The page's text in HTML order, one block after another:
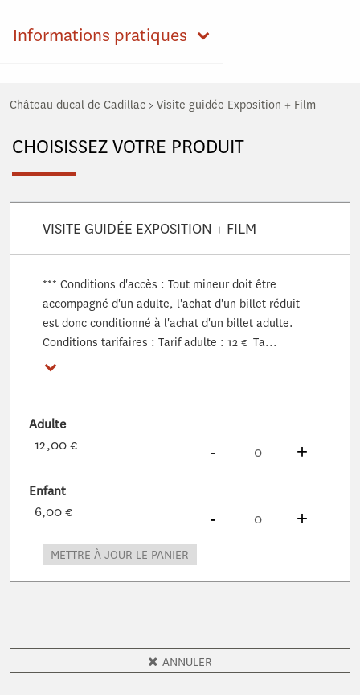
Informations pratiques
Château ducal de Cadillac > Visite guidée Exposition + Film
CHOISISSEZ VOTRE PRODUIT
VISITE GUIDÉE EXPOSITION + FILM
*** Conditions d'accès : Tout mineur doit être
accompagné d'un adulte, l'achat d'un billet réduit
est donc conditionné à l'achat d'un billet adulte.
Conditions tarifaires : Tarif adulte : 12 € Ta...
Voir plus
Adulte
12,00 €
- DIMINUER
PRODUITS
+À
Enfant
6,00 €
- DIMINUER
PRODUITS
+À
METTRE À JOUR LE PANIER
ANNULER